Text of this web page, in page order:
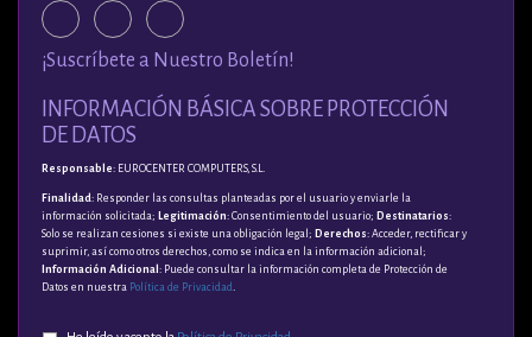
¡Suscríbete a Nuestro Boletín!
INFORMACIÓN BÁSICA SOBRE PROTECCIÓN
DE DATOS
Responsable: EUROCENTER COMPUTERS, S.L.
Finalidad : Responder las consultas planteadas por el usuario y enviarle la
información solicitada; Legitimación: Consentimiento del usuario; Destinatarios:
Solo se realizan cesiones si existe una obligación legal; Derechos: Acceder, rectificar y
suprimir, así como otros derechos, como se indica en la información adicional;
Información Adicional : Puede consultar la información completa de Protección de
Datos en nuestra Política de Privacidad